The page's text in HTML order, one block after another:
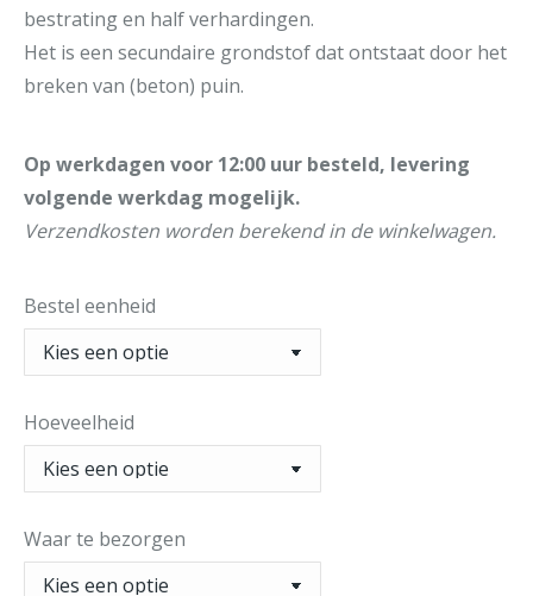
bestrating en half verhardingen.
Het is een secundaire grondstof dat ontstaat door het
breken van (beton) puin.
Op werkdagen voor 12:00 uur besteld, levering
volgende werkdag mogelijk.
Verzendkosten worden berekend in de winkelwagen.
Bestel eenheid
Hoeveelheid
Waar te bezorgen